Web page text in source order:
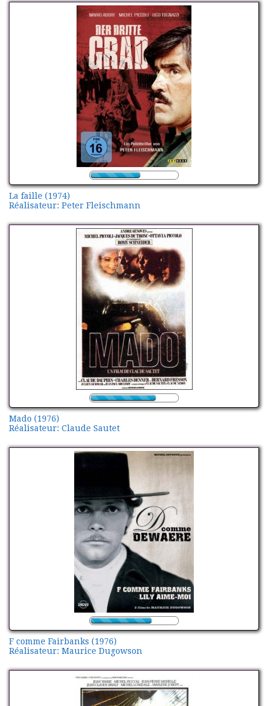
La faille (1974)
Réalisateur: Peter Fleischmann
Mado (1976)
Réalisateur: Claude Sautet
F comme Fairbanks (1976)
Réalisateur: Maurice Dugowson